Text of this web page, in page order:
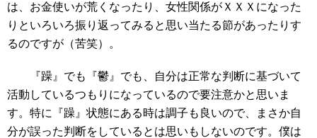
は、お金使いが荒くなったり、女性関係がＸＸＸになった
りといろいろ振り返ってみると思い当たる節があったりす
るのですが（苦笑）。
『躁』でも『鬱』でも、自分は正常な判断に基づいて
活動しているつもりになっているので要注意かと思いま
す。特に『躁』状態にある時は調子も良いので、まさか自
分が誤った判断をしているとは思いもしないのです。僕は